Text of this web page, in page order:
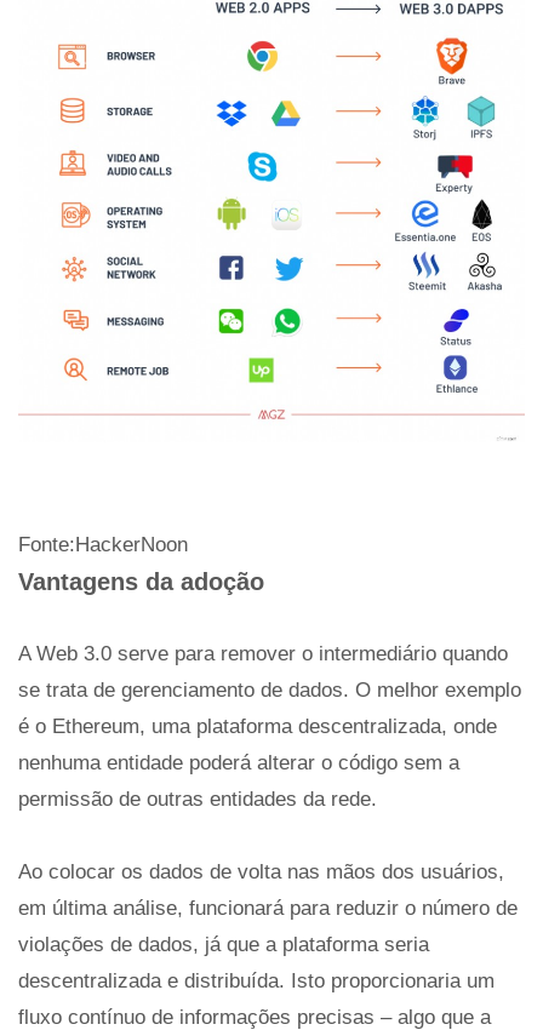
Fonte:HackerNoon
Vantagens da adoção
A Web 3.0 serve para remover o intermediário quando
se trata de gerenciamento de dados. O melhor exemplo
é o Ethereum, uma plataforma descentralizada, onde
nenhuma entidade poderá alterar o código sem a
permissão de outras entidades da rede.
Ao colocar os dados de volta nas mãos dos usuários,
em última análise, funcionará para reduzir o número de
violações de dados, já que a plataforma seria
descentralizada e distribuída. Isto proporcionaria um
fluxo contínuo de informações precisas – algo que a